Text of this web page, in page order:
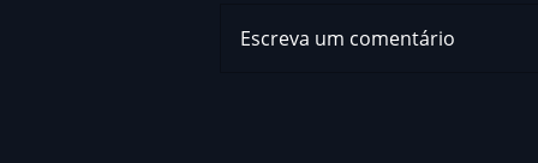
Escreva um comentário